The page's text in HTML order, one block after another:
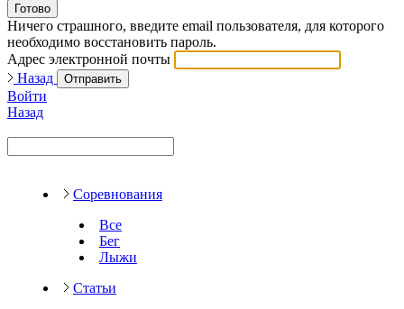
Готово
Ничего страшного, введите email пользователя, для которого
необходимо восстановить пароль.
Адрес электронной почты
Назад
Отправить
Войти
Назад
Соревнования
Все
Бег
Лыжи
Статьи